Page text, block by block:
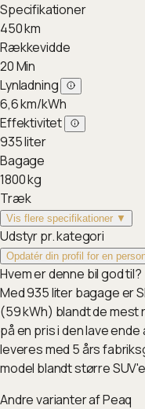
Specifikationer
450km
Rækkevidde
20Min
Lynladning
6,6km/kWh
Effektivitet
935liter
Bagage
1800kg
Træk
Vis flere specifikationer ▼
Udstyr pr. kategori
Opdatér din profil for en
Hvem er denne bil god til?
Med 935 liter bagage er
(59 kWh) blandt de mest
på en pris i den lave
leveres med 5 års
model blandt større
Andre varianter afPeaq